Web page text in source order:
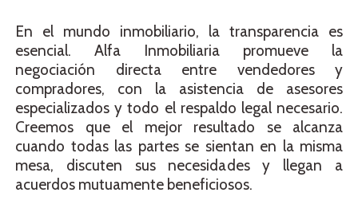
En el mundo inmobiliario, la transparencia es
esencial. Alfa Inmobiliaria promueve la
negociación directa entre vendedores y
compradores, con la asistencia de asesores
especializados y todo el respaldo legal necesario.
Creemos que el mejor resultado se alcanza
cuando todas las partes se sientan en la misma
mesa, discuten sus necesidades y llegan a
acuerdos mutuamente beneficiosos.